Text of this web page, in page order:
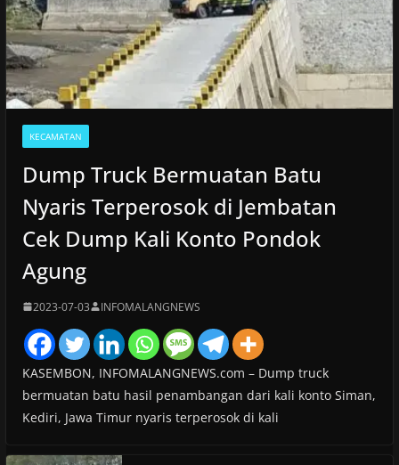
KECAMATAN
Dump Truck Bermuatan Batu
Nyaris Terperosok di Jembatan
Cek Dump Kali Konto Pondok
Agung
2023-07-03 INFOMALANGNEWS
KASEMBON, INFOMALANGNEWS.com – Dump truck
bermuatan batu hasil penambangan dari kali konto Siman,
Kediri, Jawa Timur nyaris terperosok di kali